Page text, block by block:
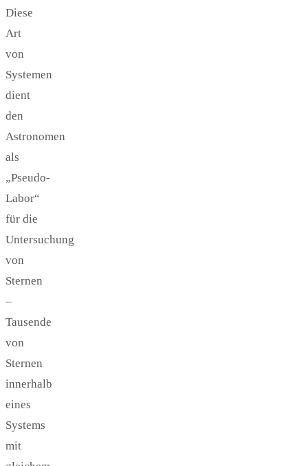
Diese
Art
von
Systemen
dient
den
Astronomen
als
„Pseudo-
Labor“
für die
Untersuchung
von
Sternen
–
Tausende
von
Sternen
innerhalb
eines
Systems
mit